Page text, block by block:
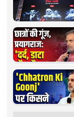
ताजा खबरें